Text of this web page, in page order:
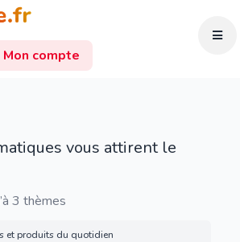
Mon compte
vous attirent le
3 thèmes
et produits du quotidien